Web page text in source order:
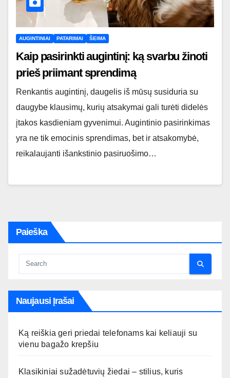
AUGINTINIAI PATARIMAI ŠEIMA
Kaip pasirinkti augintinį: ką svarbu žinoti
prieš priimant sprendimą
Renkantis augintinį, daugelis iš mūsų susiduria su
daugybe klausimų, kurių atsakymai gali turėti didelės
įtakos kasdieniam gyvenimui. Augintinio pasirinkimas
yra ne tik emocinis sprendimas, bet ir atsakomybė,
reikalaujanti išankstinio pasiruošimo…
Paieška
Naujausi Įrašai
Ką reiškia geri priedai telefonams kai keliauji su
vienu bagažo krepšiu
Klasikiniai sužadėtuvių žiedai – stilius, kuris